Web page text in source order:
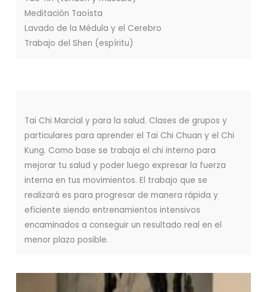
Meditación Taoísta
Lavado de la Médula y el Cerebro
Trabajo del Shen (espíritu)
Tai Chi Marcial y para la salud. Clases de grupos y
particulares para aprender el Tai Chi Chuan y el Chi
Kung. Como base se trabaja el chi interno para
mejorar tu salud y poder luego expresar la fuerza
interna en tus movimientos. El trabajo que se
realizará es para progresar de manera rápida y
eficiente siendo entrenamientos intensivos
encaminados a conseguir un resultado real en el
menor plazo posible.